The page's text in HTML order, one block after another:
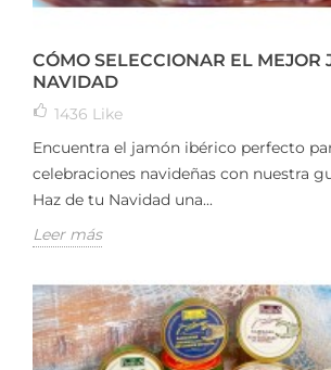
CÓMO SELECCIONAR EL MEJOR
NAVIDAD
1436 Like
Encuentra el jamón ibérico perfecto
celebraciones navideñas con nuestra
Haz de tu Navidad una...
Leer más